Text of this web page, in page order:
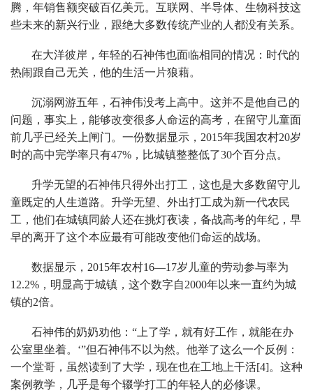
腾，年销售额突破百亿美元。互联网、半导体、生物科技这
些未来的新兴行业，跟绝大多数传统产业的人都没有关系。
在大洋彼岸，年轻的石神伟也面临相同的情况：时代的
热闹跟自己无关，他的生活一片狼藉。
沉溺网游五年，石神伟没考上高中。这并不是他自己的
问题，事实上，能够改变很多人命运的高考，在留守儿童面
前几乎已经关上闸门。一份数据显示，2015年我国农村20岁
时的高中完学率只有47%，比城镇整整低了30个百分点。
升学无望的石神伟只得外出打工，这也是大多数留守儿
童既定的人生道路。升学无望、外出打工成为新一代农民
工，他们在城镇同龄人还在挑灯夜读，备战高考的年纪，早
早的离开了这个本应最有可能改变他们命运的战场。
数据显示，2015年农村16—17岁儿童的劳动参与率为
12.2%，明显高于城镇，这个数字自2000年以来一直约为城
镇的2倍。
石神伟的奶奶劝他：“上了学，就有好工作，就能在办
公室里坐着。‘”但石神伟不以为然。他举了这么一个反例：
一个堂哥，虽然读到了大学，现在也在工地上干活[4]。这种
案例教学，几乎是每个辍学打工的年轻人的必修课。